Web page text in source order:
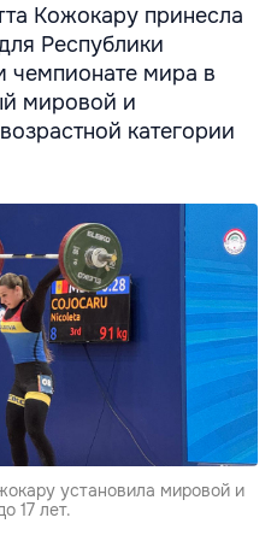
Кожокару принесла
Республики
мира в
мировой и
категории
установила мировой и
17 лет.